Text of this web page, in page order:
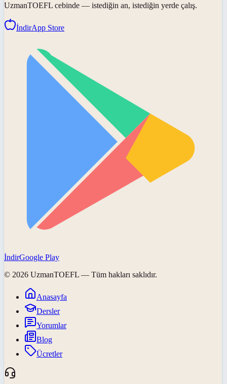
UzmanTOEFL cebinde — istediğin an, istediğin yerde çalış.
İndirApp Store
İndirGoogle Play
© 2026 UzmanTOEFL — Tüm hakları saklıdır.
Anasayfa
Dersler
Yorumlar
Blog
Ücretler